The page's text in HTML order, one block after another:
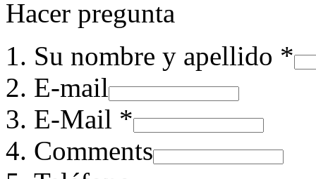
Hacer pregunta
Su nombre y apellido *
E-mail
E-Mail *
Comments